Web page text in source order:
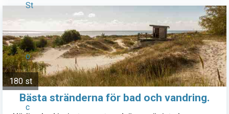
St
o
c
180 st
Bästa stränderna för bad och vandring.